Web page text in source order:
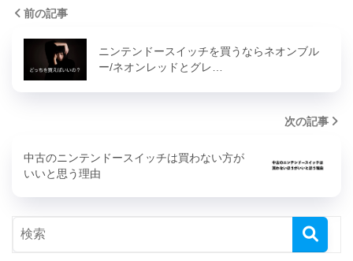
前の記事
ニンテンドースイッチを買うならネオンブル
ー/ネオンレッドとグレ…
次の記事
中古のニンテンドースイッチは買わない方が
いいと思う理由